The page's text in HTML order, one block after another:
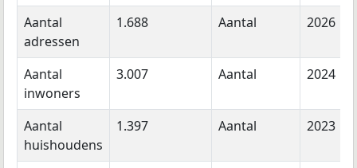
Aantal
adressen
1.688 Aantal 2026
Aantal
inwoners
3.007 Aantal 2024
Aantal
huishoudens
1.397 Aantal 2023